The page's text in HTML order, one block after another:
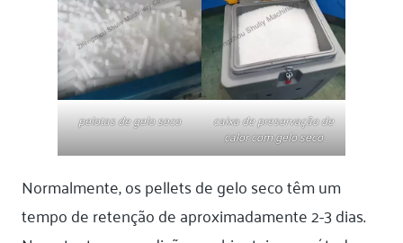
pelotas de gelo seco caixa de preservação de
calor com gelo seco
Normalmente, os pellets de gelo seco têm um
tempo de retenção de aproximadamente 2-3 dias.